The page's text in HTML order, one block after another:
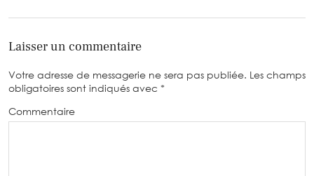
Laisser un commentaire
Votre adresse de messagerie ne sera pas publiée. Les champs
obligatoires sont indiqués avec *
Commentaire